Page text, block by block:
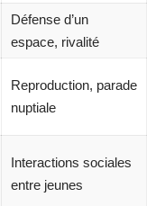
Défense d’un
espace, rivalité
Reproduction, parade
nuptiale
Interactions sociales
entre jeunes